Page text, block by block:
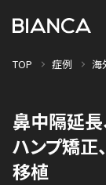
TOP 症例 海
鼻中隔延長
ハンプ矯正
移植